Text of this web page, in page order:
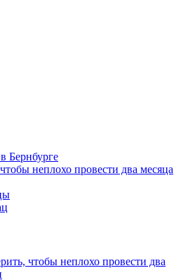
Бернбурге
неплохо провести два месяца
чтобы неплохо провести два